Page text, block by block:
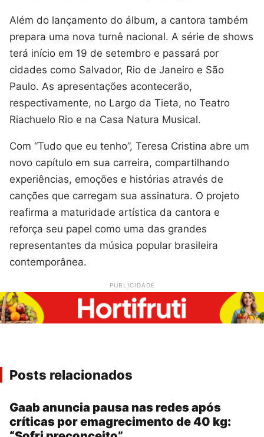
Além do lançamento do álbum, a cantora também
prepara uma nova turnê nacional. A série de shows
terá início em 19 de setembro e passará por
cidades como Salvador, Rio de Janeiro e São
Paulo. As apresentações acontecerão,
respectivamente, no Largo da Tieta, no Teatro
Riachuelo Rio e na Casa Natura Musical.
Com “Tudo que eu tenho”, Teresa Cristina abre um
novo capítulo em sua carreira, compartilhando
experiências, emoções e histórias através de
canções que carregam sua assinatura. O projeto
reafirma a maturidade artística da cantora e
reforça seu papel como uma das grandes
representantes da música popular brasileira
contemporânea.
PUBLICIDADE
Posts relacionados
Gaab anuncia pausa nas redes após
críticas por emagrecimento de 40 kg: